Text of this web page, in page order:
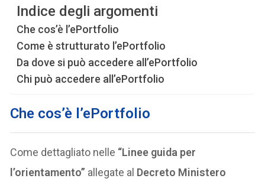
Indice degli argomenti
Che cos’è l’ePortfolio
Come è strutturato l’ePortfolio
Da dove si può accedere all’ePortfolio
Chi può accedere all’ePortfolio
Che cos’è l’ePortfolio
Come dettagliato nelle “Linee guida per
l’orientamento” allegate al Decreto Ministero